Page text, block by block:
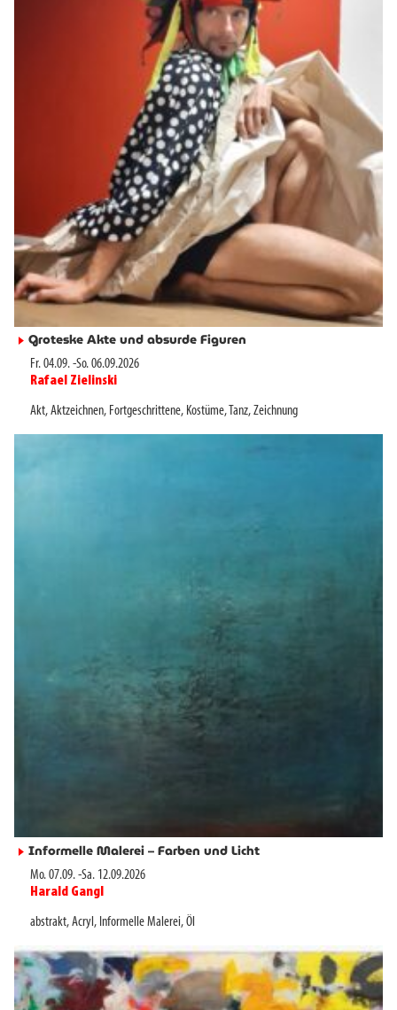
► Groteske Akte und absurde Figuren
Fr. 04.09.-So. 06.09.2026
Rafael Zielinski
Akt,Aktzeichnen, Fortgeschrittene, Kostüme, Tanz,Zeichnung
► Informelle Malerei – Farben und Licht
Mo. 07.09.-Sa. 12.09.2026
Harald Gangl
abstrakt,Acryl , Informelle Malerei,Öl